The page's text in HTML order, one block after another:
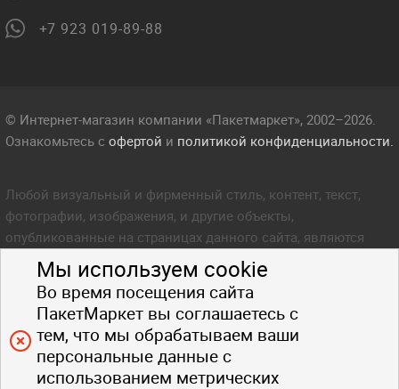
Мы используем cookie
Во время посещения сайта
ПакетМаркет вы соглашаетесь с
тем, что мы обрабатываем ваши
персональные данные с
использованием метрических
+7 923 019-89-88
© Интернет-магазин компании «Пакетмаркет», 2002–2026.
Ознакомьтесь с офертой и политикой конфиденциальности.
Любой визуальный и фирменный стиль, контент, текст,
фотографии, изображения, и другие объекты,
опубликованные на страницах данного сайта, являются
объектом прав интеллектуальной собственности компании
Пакетмаркет. Любое копирование стиля, контента, текста,
фотографий, изображений и других объектов данного сайта
запрещено.